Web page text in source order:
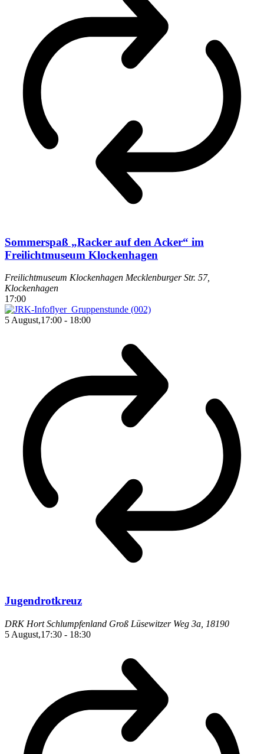
Sommerspaß „Racker auf den Acker“ im
Freilichtmuseum Klockenhagen
Freilichtmuseum Klockenhagen Mecklenburger Str. 57,
Klockenhagen
17:00
5 August,17:00 - 18:00
Jugendrotkreuz
DRK Hort Schlumpfenland Groß Lüsewitzer Weg 3a, 18190
5 August,17:30 - 18:30